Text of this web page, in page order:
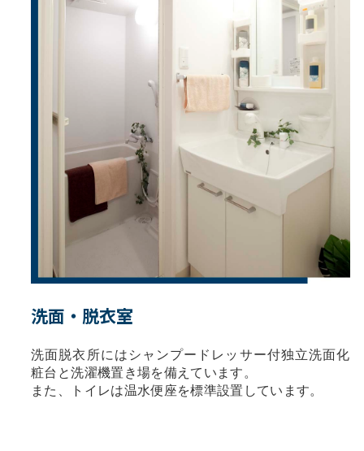
洗面・脱衣室
洗面脱衣所にはシャンプードレッサー付独立洗面化
粧台と洗濯機置き場を備えています。
また、トイレは温水便座を標準設置しています。